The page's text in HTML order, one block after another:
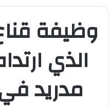
وظيفة
الذي
مدريد في